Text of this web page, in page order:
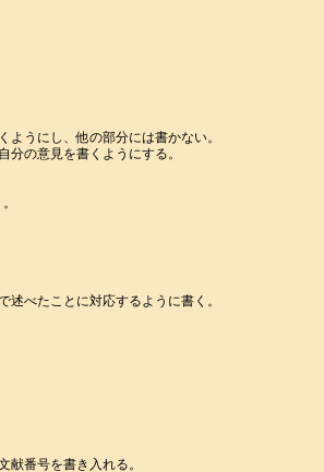
うにし、他の部分には書かない。
の意見を書くようにする。
べたことに対応するように書く。
番号を書き入れる。